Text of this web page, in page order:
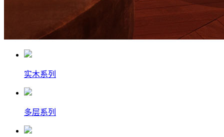
实木系列
多层系列